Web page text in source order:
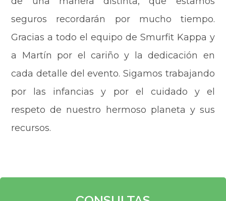
seguros recordarán por mucho tiempo.
Gracias a todo el equipo de Smurfit Kappa y
a Martín por el cariño y la dedicación en
cada detalle del evento. Sigamos trabajando
por las infancias y por el cuidado y el
respeto de nuestro hermoso planeta y sus
recursos.